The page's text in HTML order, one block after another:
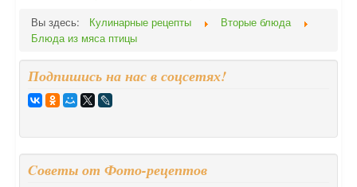
Вы здесь:
Кулинарные рецепты
Вторые блюда
Блюда из мяса птицы
Подпишись на нас в соцсетях!
Cоветы от Фото-рецептов